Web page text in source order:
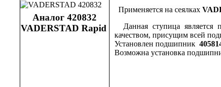
Аналог 420832
VADERSTAD Rapid
Применяется на сеялках
Данная ступица является
качеством, присущим всей
Установлен подшипник
Возможна установка